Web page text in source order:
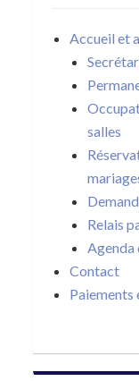
Accueil et
salles
Relais
Agenda
Contact
Paiements